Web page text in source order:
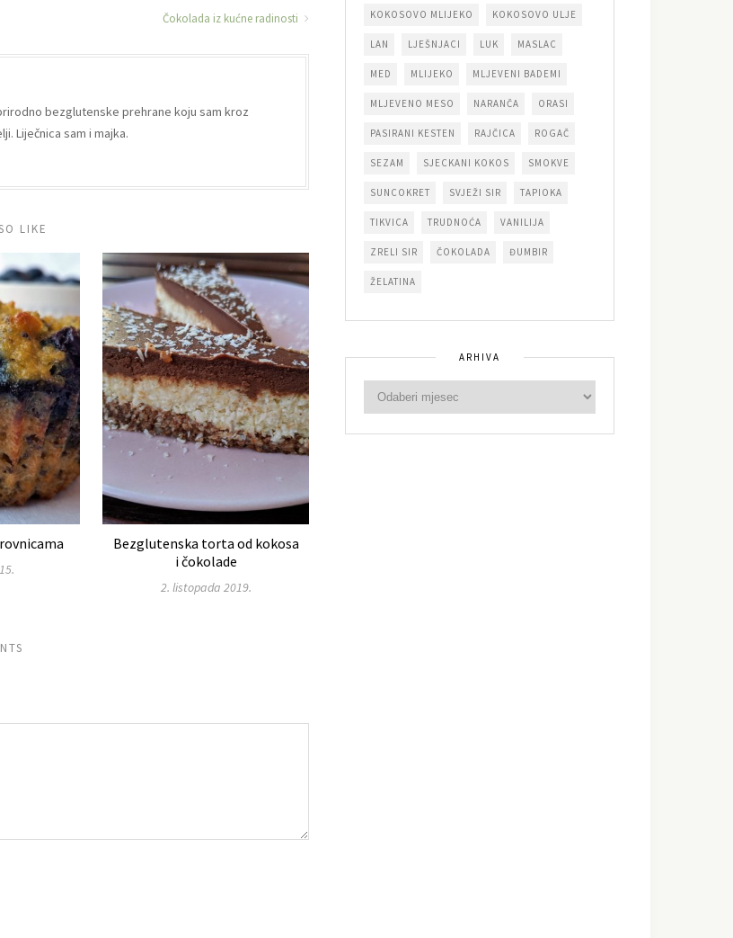
Čokolada iz kućne radinosti
bezglutenske prehrane koju sam kroz
Liječnica sam i majka.
LIKE
Bezglutenska torta od kokosa
i čokolade
2. listopada 2019.
KOKOSOVO MLIJEKO KOKOSOVO ULJE
LAN LJEŠNJACI LUK MASLAC
MED MLIJEKO MLJEVENI BADEMI
MLJEVENO MESO NARANČA ORASI
PASIRANI KESTEN RAJČICA ROGAČ
SEZAM SJECKANI KOKOS SMOKVE
SUNCOKRET SVJEŽI SIR TAPIOKA
TIKVICA TRUDNOĆA VANILIJA
ZRELI SIR ČOKOLADA ĐUMBIR
ŽELATINA
ARHIVA